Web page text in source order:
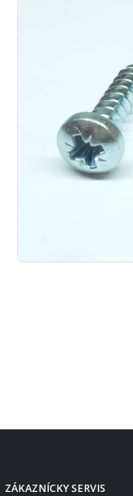
ZÁKAZNÍCKY SERVIS